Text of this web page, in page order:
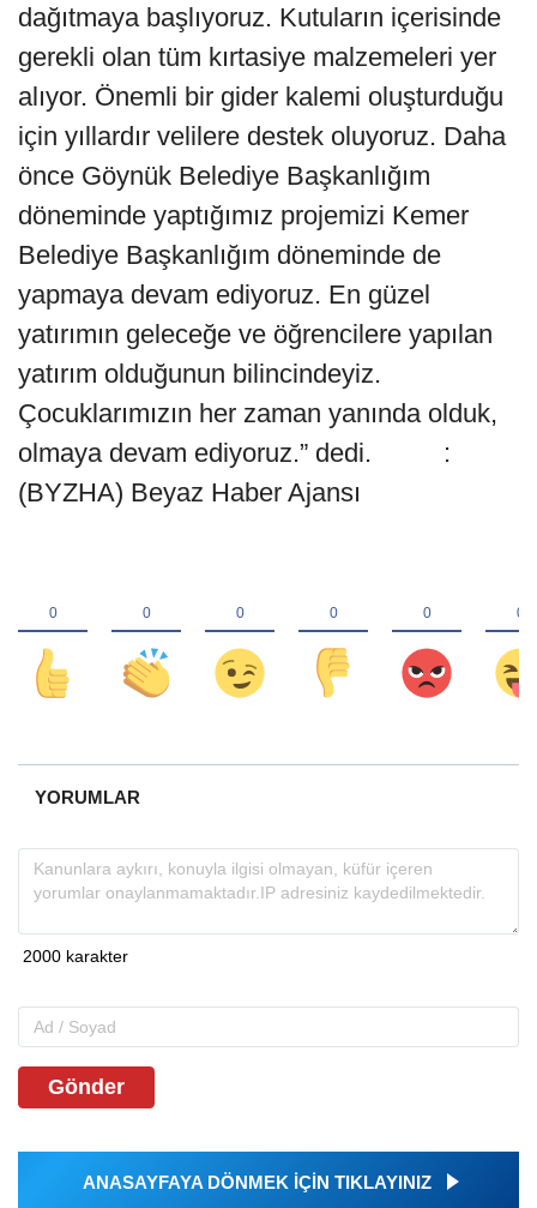
dağıtmaya başlıyoruz. Kutuların içerisinde
gerekli olan tüm kırtasiye malzemeleri yer
alıyor. Önemli bir gider kalemi oluşturduğu
için yıllardır velilere destek oluyoruz. Daha
önce Göynük Belediye Başkanlığım
döneminde yaptığımız projemizi Kemer
Belediye Başkanlığım döneminde de
yapmaya devam ediyoruz. En güzel
yatırımın geleceğe ve öğrencilere yapılan
yatırım olduğunun bilincindeyiz.
Çocuklarımızın her zaman yanında olduk,
olmaya devam ediyoruz.” dedi. :
(BYZHA) Beyaz Haber Ajansı
YORUMLAR
Gönder
ANASAYFAYA DÖNMEK İÇİN TIKLAYINIZ